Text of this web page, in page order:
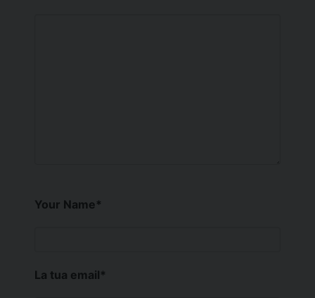
Your Name*
La tua email*